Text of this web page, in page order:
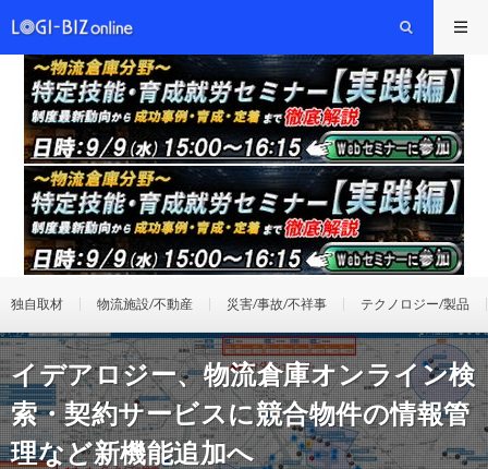
独自取材 物流施設/不動産 災害/事故/不祥事 テクノロジー/製品
イデアロジー、物流倉庫オンライン検
索・契約サービスに競合物件の情報管
理など新機能追加へ